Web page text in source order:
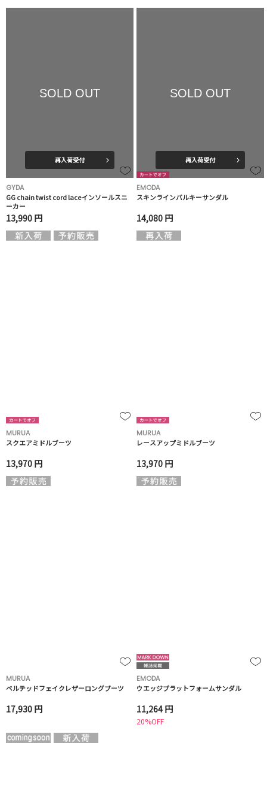
SOLD OUT
再入荷受付
GYDA
GG chain twist cord laceインソールスニ
ーカー
13,990 円
SOLD OUT
再入荷受付
EMODA
スキンラインバルキーサンダル
14,080 円
MURUA
スクエアミドルブーツ
13,970 円
MURUA
レースアップミドルブーツ
13,970 円
MURUA
ベルテッドフェイクレザーロングブーツ
17,930 円
EMODA
ウエッジプラットフォームサンダル
11,264 円
20%OFF